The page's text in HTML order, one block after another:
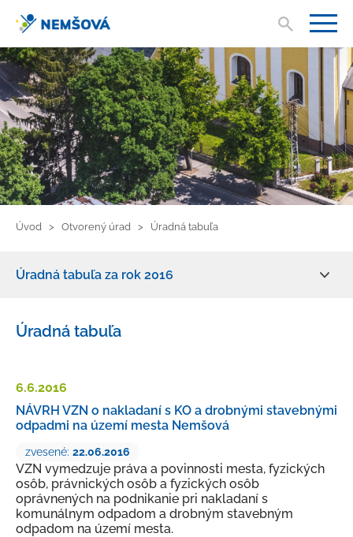
Úvod Otvorený úrad Úradná tabuľa
Úradná tabuľa za rok 2016
Žiadosť o informácie
Rozpočet
Verejné obstarávanie
Majetok mesta
Výberové konania, pracovné ponuky
Tlačivá a formuláre
Úradná tabuľa
6.6.2016
NÁVRH VZN o nakladaní s KO a drobnými stavebnými
odpadmi na území mesta Nemšová
zvesené: 22.06.2016
VZN vymedzuje práva a povinnosti mesta, fyzických
osôb, právnických osôb a fyzických osôb
oprávnených na podnikanie pri nakladaní s
komunálnym odpadom a drobným stavebným
odpadom na území mesta.